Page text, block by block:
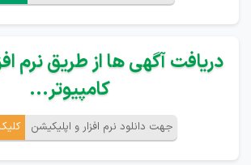
دریافت آگهی ها از طریق نرم
کامپیوتر...
جهت دانلود نرم افزار و اپلیکیشن